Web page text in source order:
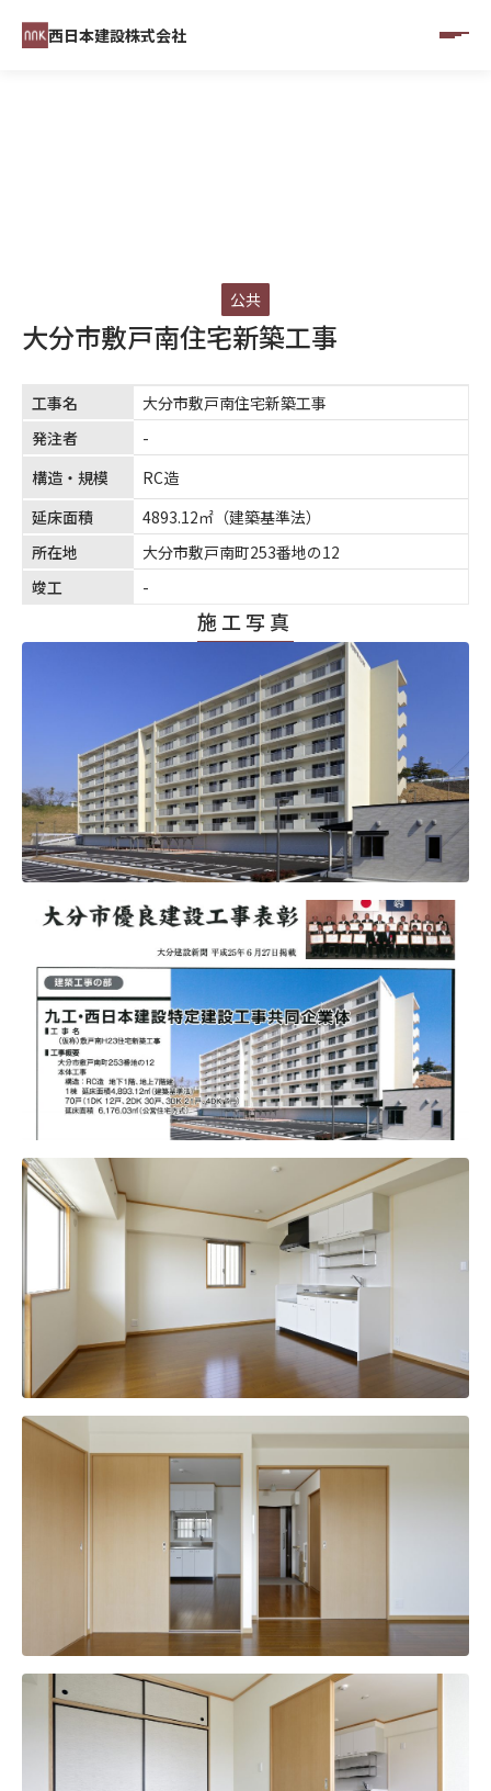
西日本建設株式会社
公共
大分市敷戸南住宅新築工事
工事名
大分市敷戸南住宅新築工事
発注者
-
構造・規模
RC造
延床面積
4893.12㎡（建築基準法）
所在地
大分市敷戸南町253番地の12
竣工
-
施工写真